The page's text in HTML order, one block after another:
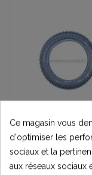
Pneus et roues
PNEU DIRT
CROSS
20,00 €
Ce magasin vous
d'optimiser les
sociaux et la
aux réseaux